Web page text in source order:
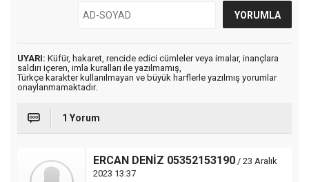
UYARI: Küfür, hakaret, rencide edici cümleler veya imalar, inançlara
saldırı içeren, imla kuralları ile yazılmamış,
Türkçe karakter kullanılmayan ve büyük harflerle yazılmış yorumlar
onaylanmamaktadır.
1 Yorum
ERCAN DENİZ 05352153190 / 23 Aralık
2023 13:37